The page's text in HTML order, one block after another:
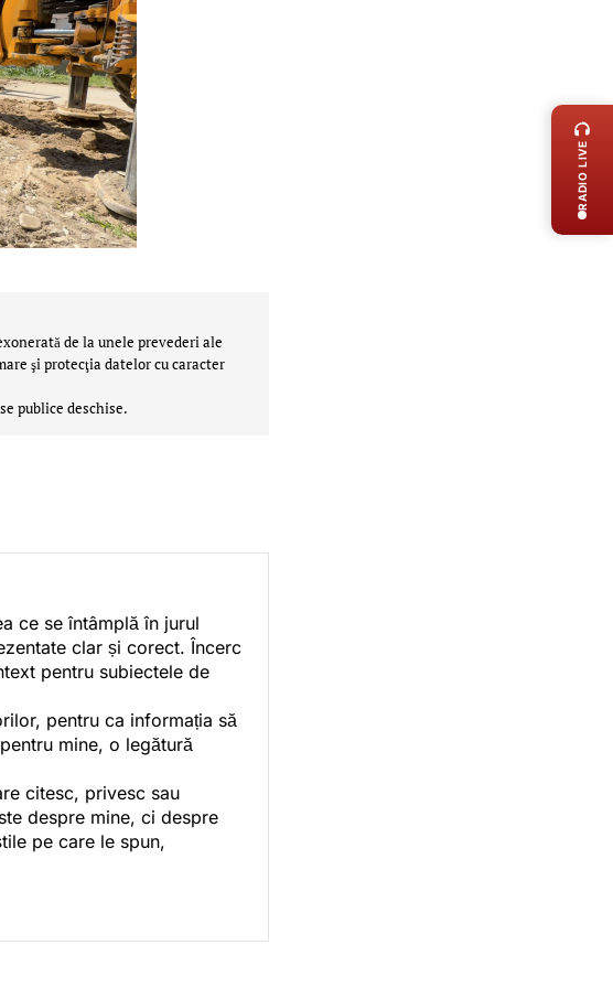
de la unele prevederi ale
şi protecţia datelor cu caracter
publice deschise.
ce se întâmplă în jurul
clar și corect. Încerc
pentru subiectele de
pentru ca informația să
mine, o legătură
citesc, privesc sau
despre mine, ci despre
pe care le spun,
RADIO LIVE